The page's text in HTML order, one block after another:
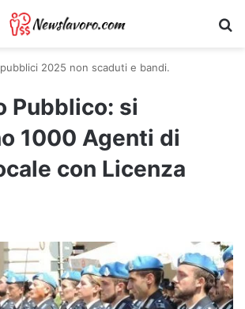
2025 non scaduti e bandi.
Pubblico: si
1000 Agenti di
con Licenza